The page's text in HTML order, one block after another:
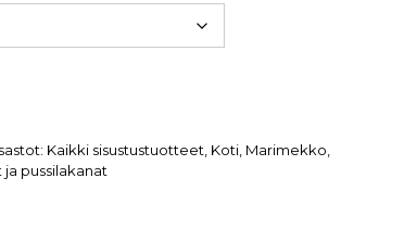
Kaikki sisustustuotteet Koti Marimekko
ja pussilakanat